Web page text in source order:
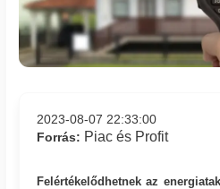
2023-08-07 22:33:00
Forrás: Piac és Profit
Felértékelődhetnek az